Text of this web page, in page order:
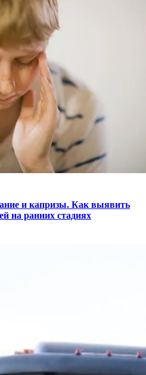
и капризы. Как выявить
на ранних стадиях